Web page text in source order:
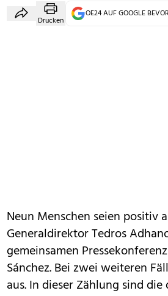
Drucken
OE24 AUF GOOGLE
Neun Menschen seien positiv
Generaldirektor Tedros
gemeinsamen
Sánchez. Bei zwei weiteren
aus. In dieser Zählung sind